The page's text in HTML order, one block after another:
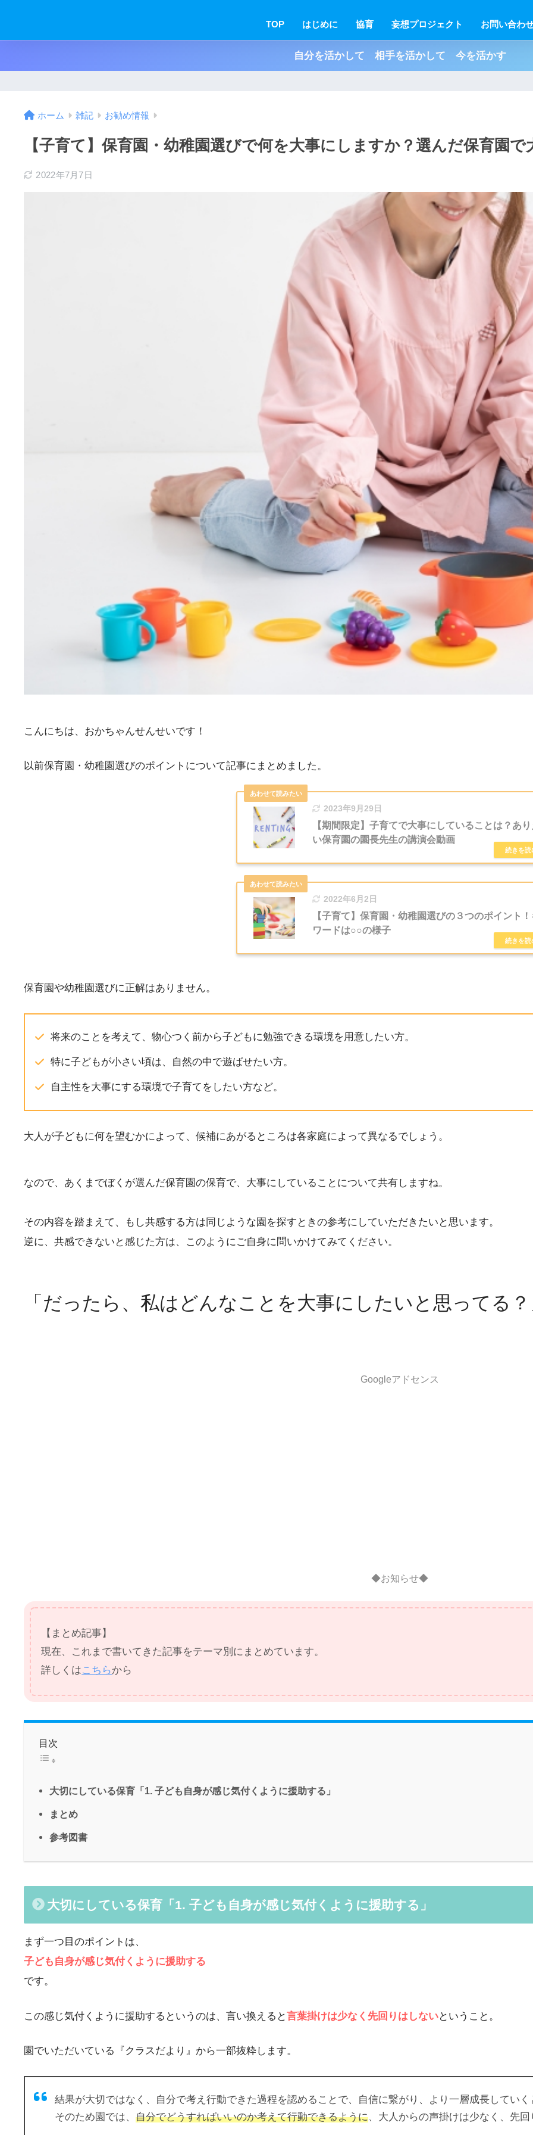
TOP はじめに 協育 妄想プロジェクト お問い合わ
自分を活かして 相手を活かして 今を活かす
ホーム 雑記 お勧め情報
【子育て】保育園・幼稚園選びで何を大事にしますか？選んだ保育園
2022年7月7日
こんにちは、おかちゃんせんせいです！
以前保育園・幼稚園選びのポイントについて記事にまとめました。
2023年9月29日
【期間限定】子育てで大事にしていることは？あ
い保育園の園長先生の講演会動画
2022年6月2日
【子育て】保育園・幼稚園選びの３つのポイント
ワードは○○の様子
保育園や幼稚園選びに正解はありません。
将来のことを考えて、物心つく前から子どもに勉強できる環境を用意したい方。
特に子どもが小さい頃は、自然の中で遊ばせたい方。
自主性を大事にする環境で子育てをしたい方など。
大人が子どもに何を望むかによって、候補にあがるところは各家庭によって異なるでしょう。
なので、あくまでぼくが選んだ保育園の保育で、大事にしていることについて共有しますね。
その内容を踏まえて、もし共感する方は同じような園を探すときの参考にしていただきたいと思います。
逆に、共感できないと感じた方は、このようにご自身に問いかけてみてください。
「だったら、私はどんなことを大事にしたいと思ってる？
Googleアドセンス
◆お知らせ◆
【まとめ記事】
現在、これまで書いてきた記事をテーマ別にまとめています。
詳しくはこちらから
目次
大切にしている保育「1. 子ども自身が感じ気付くように援助する」
まとめ
参考図書
大切にしている保育「1. 子ども自身が感じ気付くように援助する」
まず一つ目のポイントは、
子ども自身が感じ気付くように援助する
です。
この感じ気付くように援助するというのは、言い換えると言葉掛けは少なく先回りはしないということ。
園でいただいている『クラスだより』から一部抜粋します。
結果が大切ではなく、自分で考え行動できた過程を認めることで、自信に繋がり、より一層成長していく
そのため園では、 自分でどうすればいいのか考えて行動できるように、大人からの声掛けは少なく、先